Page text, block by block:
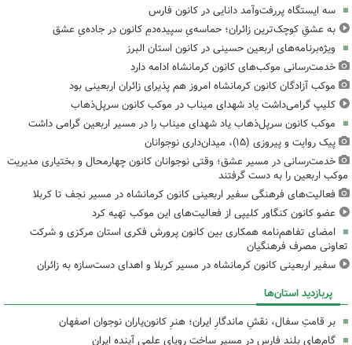
سه ایستگاه پررفت‌وآمد دانایی در کانون فارس
به عشقِ کوچک‌ترین زائران؛ حماسه‌یِ سپیده‌دمِ کانون در جاده‌یِ عشق
ویژه‌برنامه‌های اربعین حسینی در کانون استان البرز
خدمت‌رسانی موکب‌های کانون کرمانشاه ادامه دارد
موکب آزادگان کانون کرمانشاه امروز هم پذیرای زائران اربعینی بود
کلیپ گرامی‌داشت یاد شهدای میناب در موکب کانون سرپل‌ذهاب
موکب کانون سرپل‌ذهاب یاد شهدای میناب را در مسیر اربعین گرامی داشت
پیک روایت و پیروزی (۱۵)، میدان‌داری نوجوانان
خدمت‌رسانی در مسیر عشق؛ وقتی نوجوانان کانون چهارمحال و بختیاری مدیریت
موکب اربعین را به دست گرفتند
فعالیت‌های فرهنگی سفیر اربعینی کانون کرمانشاه در مسیر نجف تا کربلا
عضو کانون کنگاور کلیپی از فعالیت‌های این موکب تهیه کرد
امضای تفاهم‌نامه همکاری بین کانون پرورش فکری استان مرکزی و شرکت
تعاونی مصرف فرهنگیان
سفیر اربعینی کانون کرمانشاه در مسیر کربلا و اهدای دست‌سازه به زائران
پربازدید استان‌ها
بر قامتِ سفال، نقشِ ماندگارِ ایران؛ هنرِ کانون‌یاران نوجوان اصفهان
گام‌های بلند فارس در مسیر ساخت رویای علمی آینده ایران